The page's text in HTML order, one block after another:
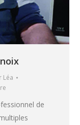
Léa
de